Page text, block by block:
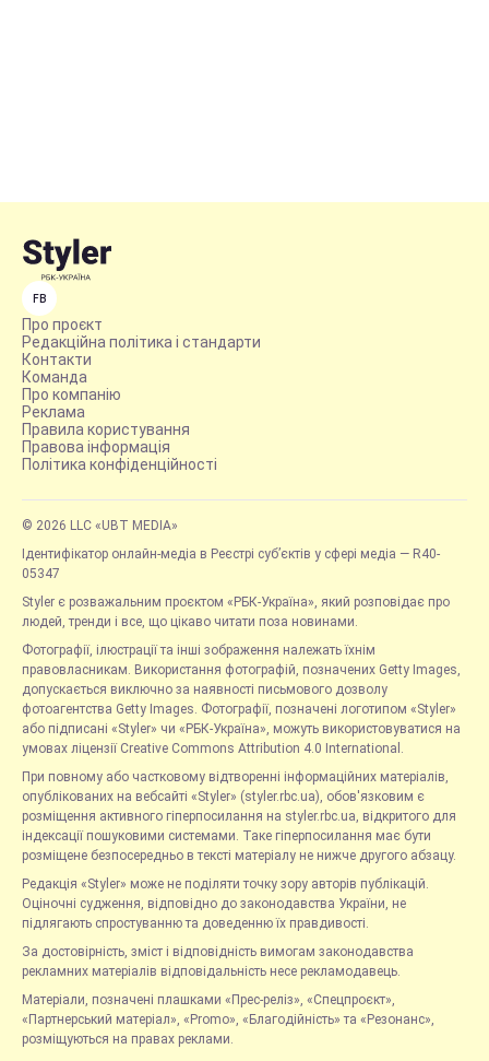
FB
Про проєкт
Редакційна політика і стандарти
Контакти
Команда
Про компанію
Реклама
Правила користування
Правова інформація
Політика конфіденційності
© 2026 LLC «UBT MEDIA»
Ідентифікатор онлайн-медіа в Реєстрі суб’єктів у сфері медіа — R40-
05347
Styler є розважальним проєктом «РБК-Україна», який розповідає про
людей, тренди і все, що цікаво читати поза новинами.
Фотографії, ілюстрації та інші зображення належать їхнім
правовласникам. Використання фотографій, позначених Getty Images,
допускається виключно за наявності письмового дозволу
фотоагентства Getty Images. Фотографії, позначені логотипом «Styler»
або підписані «Styler» чи «РБК-Україна», можуть використовуватися на
умовах ліцензії Creative Commons Attribution 4.0 International.
При повному або частковому відтворенні інформаційних матеріалів,
опублікованих на вебсайті «Styler» (styler.rbc.ua), обов'язковим є
розміщення активного гіперпосилання на styler.rbc.ua, відкритого для
індексації пошуковими системами. Таке гіперпосилання має бути
розміщене безпосередньо в тексті матеріалу не нижче другого абзацу.
Редакція «Styler» може не поділяти точку зору авторів публікацій.
Оціночні судження, відповідно до законодавства України, не
підлягають спростуванню та доведенню їх правдивості.
За достовірність, зміст і відповідність вимогам законодавства
рекламних матеріалів відповідальність несе рекламодавець.
Матеріали, позначені плашками «Прес-реліз», «Спецпроєкт»,
«Партнерський матеріал», «Promo», «Благодійність» та «Резонанс»,
розміщуються на правах реклами.